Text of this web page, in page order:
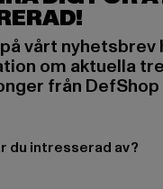
vårt nyhetsbrev
om aktuella
från
du intresserad av?